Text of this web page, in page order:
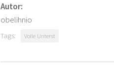
Autor:
obelihnio
Tags: Volle Unterst